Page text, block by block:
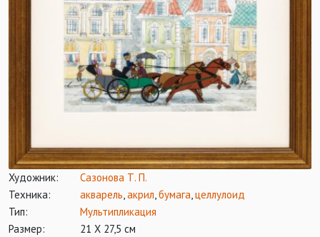
Художник:
Сазонова Т. П.
Техника:
акварель,акрил,бумага,целлулоид
Тип:
Мультипликация
Размер:
21 Х 27,5 см